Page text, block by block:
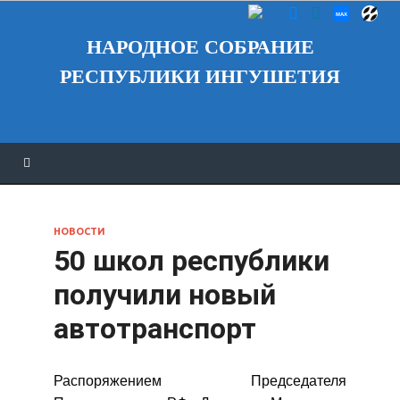
НАРОДНОЕ СОБРАНИЕ
РЕСПУБЛИКИ ИНГУШЕТИЯ
НОВОСТИ
50 школ республики
получили новый
автотранспорт
Распоряжением Председателя